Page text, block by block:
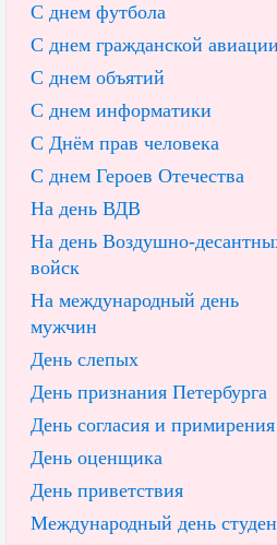
С днем футбола
С днем гражданской авиации
С днем объятий
С днем информатики
С Днём прав человека
С днем Героев Отечества
На день ВДВ
На день Воздушно-
войск
На международный день
мужчин
День слепых
День признания Петербурга
День согласия и примирения
День оценщика
День приветствия
Международный день